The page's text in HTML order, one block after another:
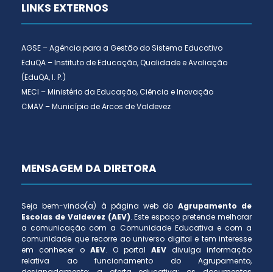
LINKS EXTERNOS
AGSE – Agência para a Gestão do Sistema Educativo
EduQA – Instituto de Educação, Qualidade e Avaliação
(EduQA, I. P.)
MECI – Ministério da Educação, Ciência e Inovação
CMAV – Município de Arcos de Valdevez
MENSAGEM DA DIRETORA
Seja bem-vindo(a) à página web do Agrupamento de
Escolas de Valdevez (AEV). Este espaço pretende melhorar
a comunicação com a Comunidade Educativa e com a
comunidade que recorre ao universo digital e tem interesse
em conhecer o AEV. O portal AEV divulga informação
relativa ao funcionamento do Agrupamento,